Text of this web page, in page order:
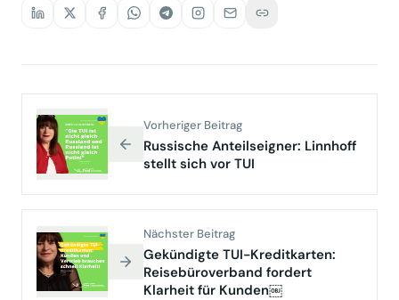
Vorheriger Beitrag
Russische Anteilseigner: Linnhoff
stellt sich vor TUI
Nächster Beitrag
Gekündigte TUI-Kreditkarten:
Reisebüroverband fordert
Klarheit für Kunden￼